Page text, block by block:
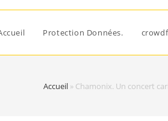
Protection Données.
Accueil » Chamonix. Un concert